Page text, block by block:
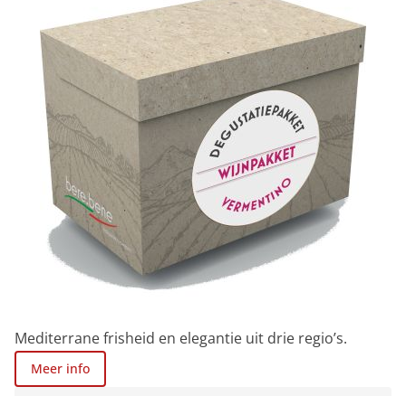
Mediterrane frisheid en elegantie uit drie regio’s.
Meer info